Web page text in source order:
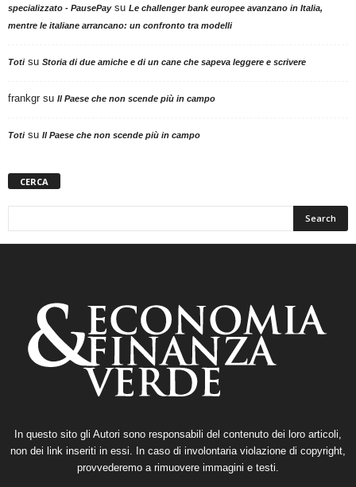
specializzato - PausePaysu Le challenger bank europee avanzano in Italia,
mentre le italiane arrancano: un confronto tra modelli
Totisu Storia di due amiche e di un cane che sapeva leggere e scrivere
frankgr su Il Paese che non scende più in campo
Totisu Il Paese che non scende più in campo
CERCA
In questo sito gli Autori sono responsabili del contenuto dei loro articoli,
non dei link inseriti in essi. In caso di involontaria violazione di copyright,
provvederemo a rimuovere immagini e testi.